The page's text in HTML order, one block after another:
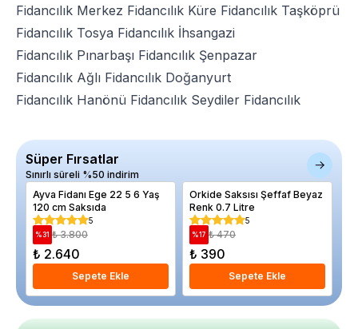
Fidancılık Merkez Fidancılık Küre Fidancılık Taşköprü
Fidancılık Tosya Fidancılık İhsangazi
Fidancılık Pınarbaşı Fidancılık Şenpazar
Fidancılık Ağlı Fidancılık Doğanyurt
Fidancılık Hanönü Fidancılık Seydiler Fidancılık
Süper Fırsatlar
Sınırlı süreli %50 indirim
Ayva Fidanı Ege 22 5 6 Yaş
120 cm Saksıda
5
%31 ₺ 3.800
₺ 2.640
Sepete Ekle
Orkide Saksısı Şeffaf Beyaz
Renk 0.7 Litre
5
%17 ₺ 470
₺ 390
Sepete Ekle